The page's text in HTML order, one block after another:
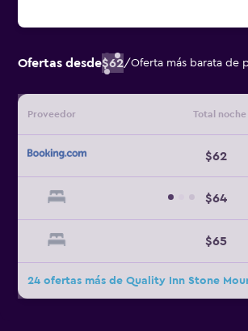
Ofertas desde$62/Oferta más barata de
Proveedor Total noche
$62
$64
$65
24 ofertas más de Quality Inn Stone